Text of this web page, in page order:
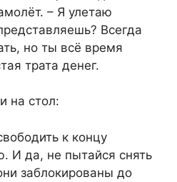
– Я улетаю
Всегда
но ты всё время
трата денег.
на стол:
к концу
И да, не пытайся снять
заблокированы до